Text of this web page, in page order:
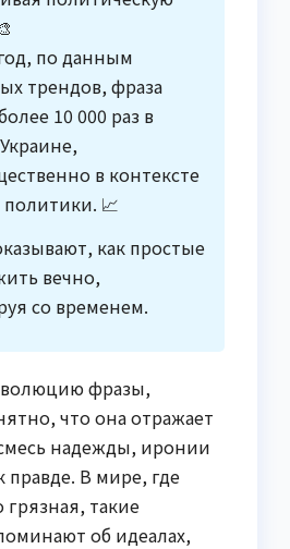
по данным
трендов, фраза
10 000 раз в
в контексте
📈
как простые
вечно,
со временем.
фразы,
что она отражает
надежды, иронии
правде. В мире, где
грязная, такие
об идеалах,